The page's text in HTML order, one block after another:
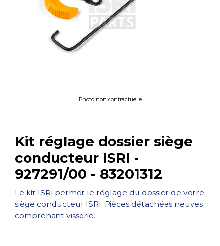
Kit réglage dossier siège
conducteur ISRI -
927291/00 - 83201312
Le kit ISRI permet le réglage du dossier de votre
siège conducteur ISRI. Pièces détachées neuves
comprenant visserie.
Photo non contractuelle